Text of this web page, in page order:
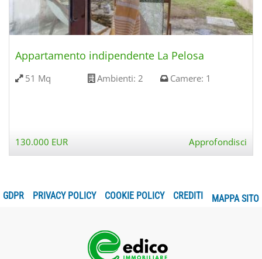
Appartamento indipendente La Pelosa
51 Mq Ambienti: 2 Camere: 1
130.000 EUR Approfondisci
GDPR PRIVACY POLICY COOKIE POLICY CREDITI MAPPA SITO